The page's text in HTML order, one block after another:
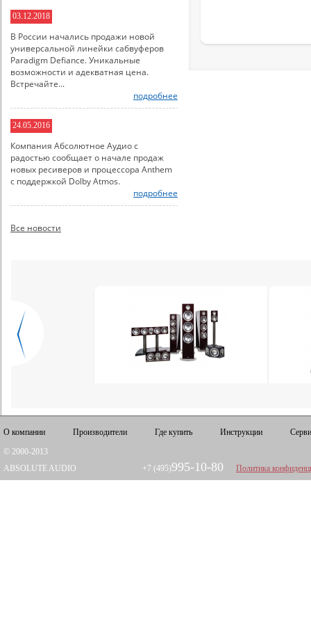
03.12.2018
В России начались продажи новой
универсальной линейки сабвуферов
Paradigm Defiance. Уникальные
возможности и адекватная цена.
Встречайте...
подробнее
24.05.2016
Компания Абсолютное Аудио с
радостью сообщает о начале продаж
новых ресиверов и процессора Anthem
с поддержкой Dolby Atmos.
подробнее
Все новости
О компании Производители Где купить Инструкции
© 2000-2013
ABSOLUTE AUDIO
+7 (495)995-10-80 Политика